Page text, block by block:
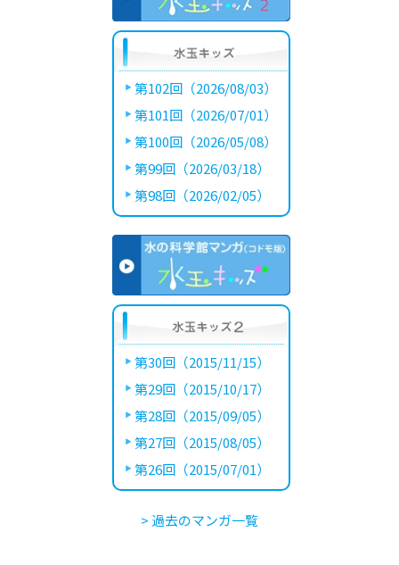
第102回（2026/08/03）
第101回（2026/07/01）
第100回（2026/05/08）
第99回（2026/03/18）
第98回（2026/02/05）
第30回（2015/11/15）
第29回（2015/10/17）
第28回（2015/09/05）
第27回（2015/08/05）
第26回（2015/07/01）
> 過去のマンガ一覧